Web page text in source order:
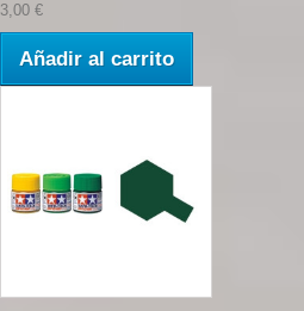
3,00 €
Añadir al carrito